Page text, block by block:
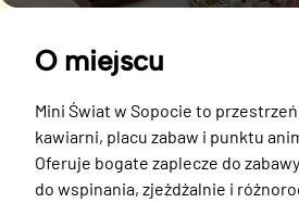
O miejscu
Mini Świat w Sopocie to
kawiarni, placu zabaw i punktu
Oferuje bogate zaplecze do
do wspinania, zjeżdżalnie i